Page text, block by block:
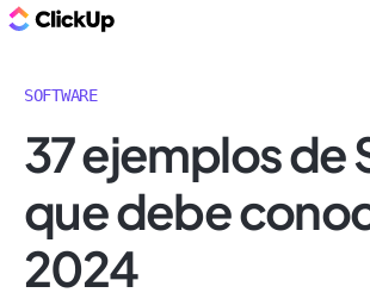
SOFTWARE
37 ejemplos de
que debe
2024